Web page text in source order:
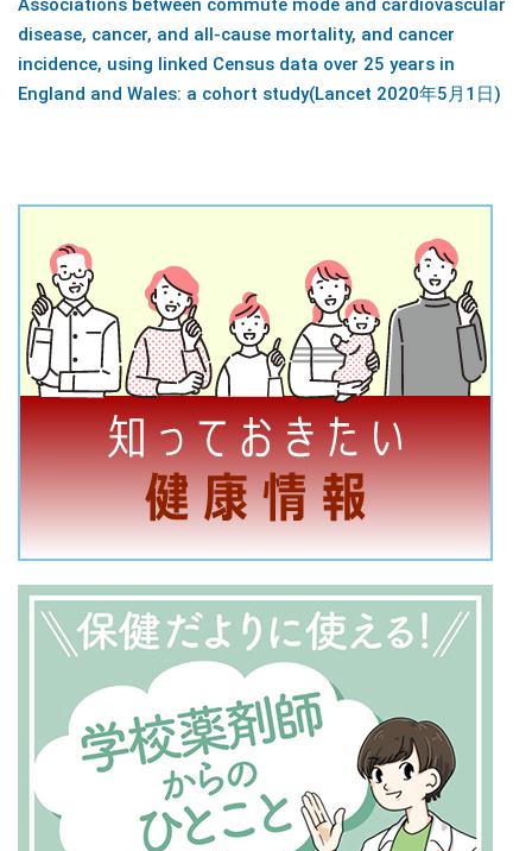
disease, cancer, and all-cause mortality, and cancer
incidence, using linked Census data over 25 years in
England and Wales: a cohort study(Lancet 2020年5月1日)